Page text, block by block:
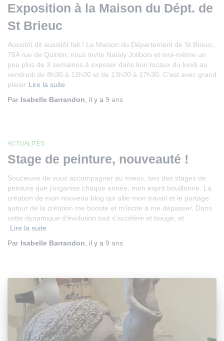
Exposition à la Maison du Dépt. de
St Brieuc
Aussitôt dit aussitôt fait ! La Maison du Département de St Brieuc,
76A rue de Quintin, nous invite Nataly Jolibois et moi-même un
peu plus de 3 semaines à exposer dans leur locaux du lundi au
vendredi de 8h30 à 12h30 et de 13h30 à 17h30. C’est avec grand
plaisir Lire la suite
Par Isabelle Barrandon , il y a 9 ans
ACTUALITÉS
Stage de peinture, nouveauté !
Soucieuse de vous accompagner au mieux, lors des stages de
peinture que j’organise chaque année, mon esprit bouillonne. La
création de mon nouveau blog qui allie mon travail et le partage
autour de la création me booste et m’incite à me dépasser. Dans
cette dynamique d’évolution tout s’accélère et bouge, et
Lire la suite
Par Isabelle Barrandon , il y a 9 ans